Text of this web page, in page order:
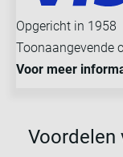
Opgericht in 1958
Toonaangevende
Voor meer
Voordelen